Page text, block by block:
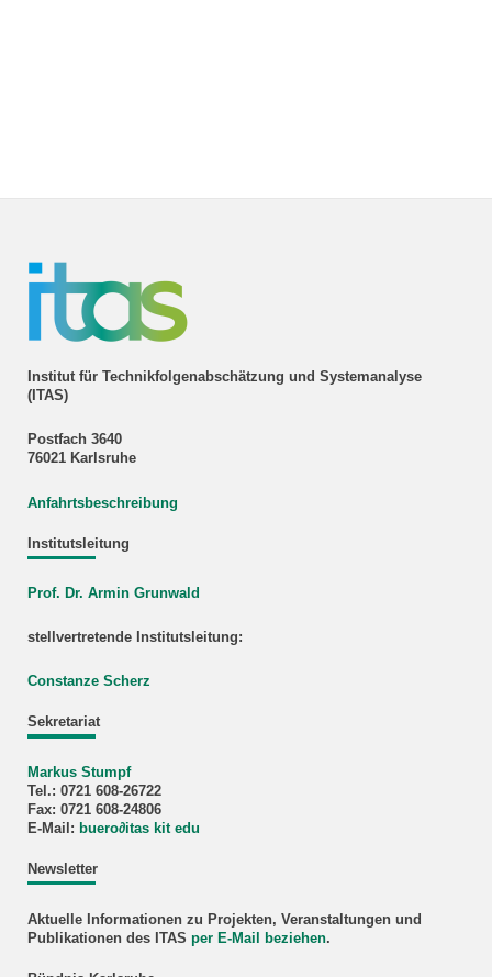
Institut für Technikfolgenabschätzung und Systemanalyse
(ITAS)
Postfach 3640
76021 Karlsruhe
Anfahrtsbeschreibung
Institutsleitung
Prof. Dr. Armin Grunwald
stellvertretende Institutsleitung:
Constanze Scherz
Sekretariat
Markus Stumpf
Tel.: 0721 608-26722
Fax: 0721 608-24806
E-Mail: buero∂itas kit edu
Newsletter
Aktuelle Informationen zu Projekten, Veranstaltungen und
Publikationen des ITAS per E-Mail beziehen.